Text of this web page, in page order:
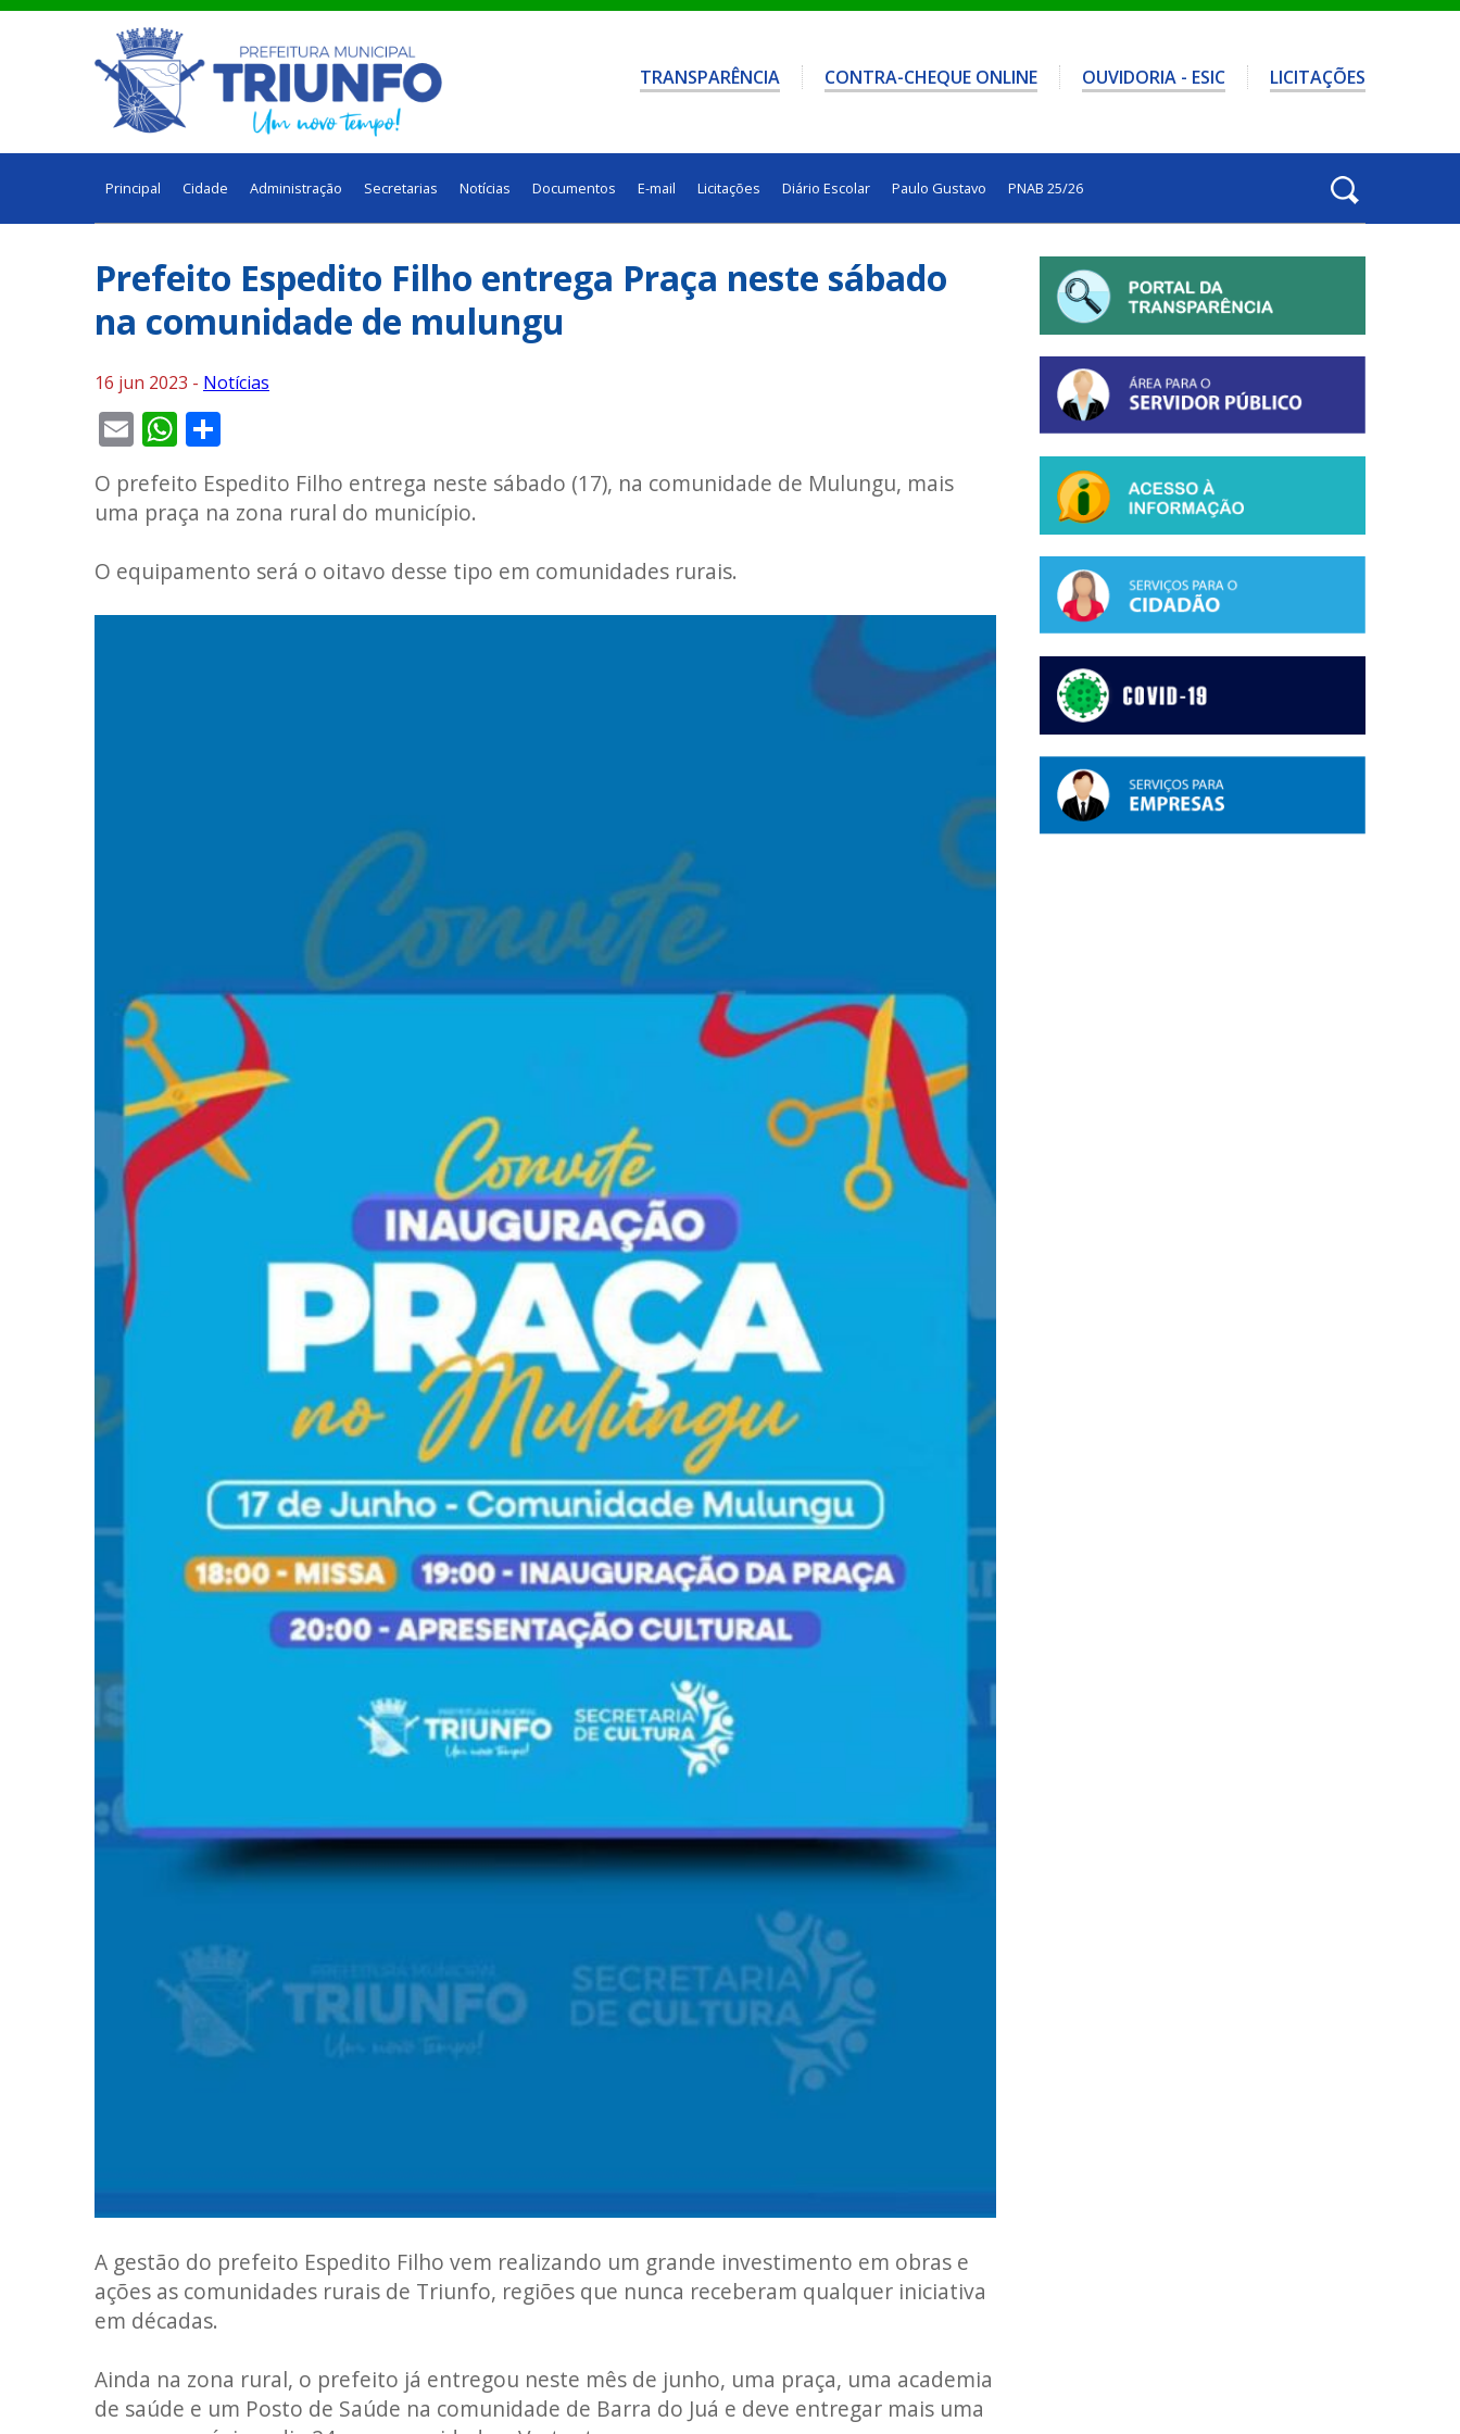
TRANSPARÊNCIA CONTRA-CHEQUE ONLINE OUVIDORIA - ESIC LICITAÇÕES
Principal Cidade Administração Secretarias Notícias Documentos E-mail Licitações Diário Escolar Paulo Gustavo PNAB 25/26
Prefeito Espedito Filho entrega Praça neste sábado
na comunidade de mulungu
16 jun 2023 - Notícias
EmailWhatsApp
O prefeito Espedito Filho entrega neste sábado (17), na comunidade de Mulungu, mais
uma praça na zona rural do município.
O equipamento será o oitavo desse tipo em comunidades rurais.
A gestão do prefeito Espedito Filho vem realizando um grande investimento em obras e
ações as comunidades rurais de Triunfo, regiões que nunca receberam qualquer iniciativa
em décadas.
Ainda na zona rural, o prefeito já entregou neste mês de junho, uma praça, uma academia
de saúde e um Posto de Saúde na comunidade de Barra do Juá e deve entregar mais uma